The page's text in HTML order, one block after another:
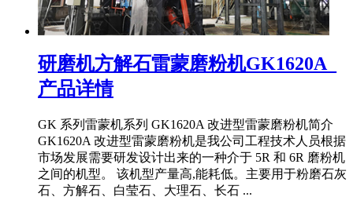
研磨机方解石雷蒙磨粉机GK1620A_
产品详情
GK 系列雷蒙机系列 GK1620A 改进型雷蒙磨粉机简介
GK1620A 改进型雷蒙磨粉机是我公司工程技术人员根据
市场发展需要研发设计出来的一种介于 5R 和 6R 磨粉机
之间的机型。 该机型产量高,能耗低。主要用于粉磨石灰
石、方解石、白莹石、大理石、长石 ...